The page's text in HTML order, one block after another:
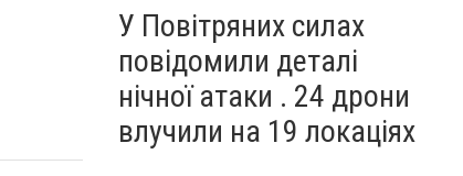
У Повітряних силах
повідомили деталі
нічної атаки . 24 дрони
влучили на 19 локаціях